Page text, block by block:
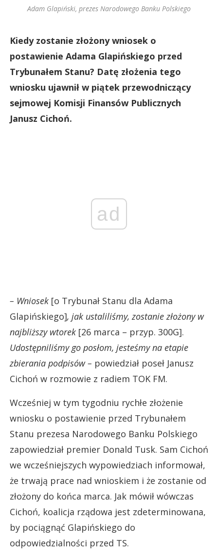
Adam Glapiński, prezes Narodowego Banku Polskiego
Kiedy zostanie złożony wniosek o
postawienie Adama Glapińskiego przed
Trybunałem Stanu? Datę złożenia tego
wniosku ujawnił w piątek przewodniczący
sejmowej Komisji Finansów Publicznych
Janusz Cichoń.
ad
– Wniosek [o Trybunał Stanu dla Adama
Glapińskiego], jak ustaliliśmy, zostanie złożony w
najbliższy wtorek [26 marca – przyp. 300G].
Udostępniliśmy go posłom, jesteśmy na etapie
zbierania podpisów – powiedział poseł Janusz
Cichoń w rozmowie z radiem TOK FM.
Wcześniej w tym tygodniu rychłe złożenie
wniosku o postawienie przed Trybunałem
Stanu prezesa Narodowego Banku Polskiego
zapowiedział premier Donald Tusk. Sam Cichoń
we wcześniejszych wypowiedziach informował,
że trwają prace nad wnioskiem i że zostanie od
złożony do końca marca. Jak mówił wówczas
Cichoń, koalicja rządowa jest zdeterminowana,
by pociągnąć Glapińskiego do
odpowiedzialności przed TS.